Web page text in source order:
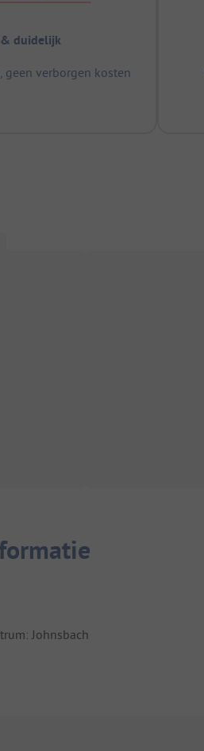
duidelijk
geen verborgen kosten
Johnsbach